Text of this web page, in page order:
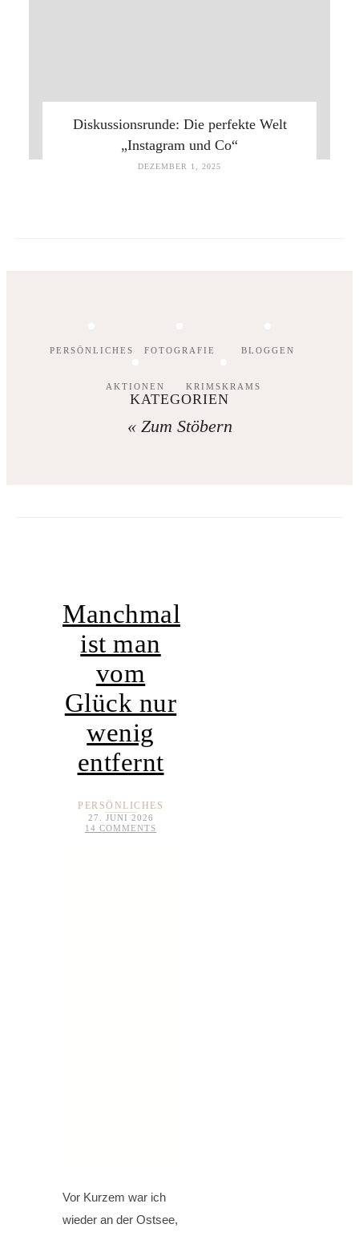
Diskussionsrunde: Die perfekte Welt
„Instagram und Co“
DEZEMBER 1, 2025
PERSÖNLICHES FOTOGRAFIE BLOGGEN
AKTIONEN KRIMSKRAMS
KATEGORIEN
« Zum Stöbern
Manchmal
ist man
vom
Glück nur
wenig
entfernt
PERSÖNLICHES
27. JUNI 2026
14 COMMENTS
Vor Kurzem war ich
wieder an der Ostsee,